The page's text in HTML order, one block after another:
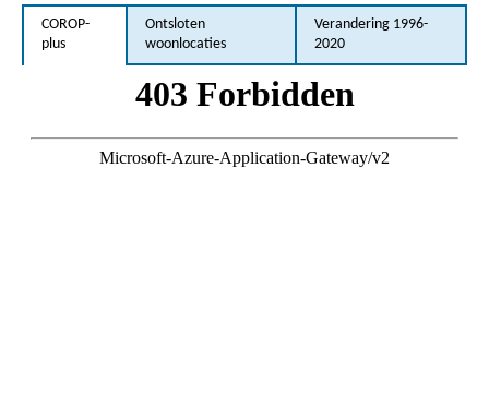
COROP-
plus
Ontsloten
woonlocaties
Verandering 1996-
2020